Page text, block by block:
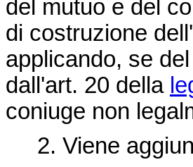
del mutuo e del
di costruzione
applicando, se
dall'art. 20 della
coniuge non
2. Viene